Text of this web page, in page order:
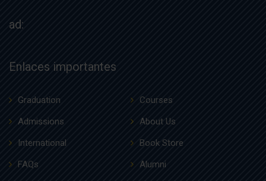
ad:
Enlaces importantes
Graduation
Courses
Admissions
About Us
International
Book Store
FAQs
Alumni